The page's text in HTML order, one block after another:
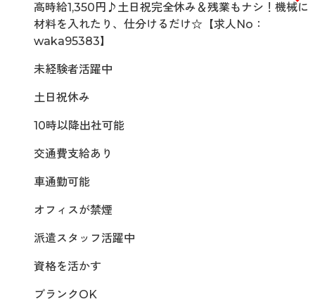
高時給1,350円♪土日祝完全休み＆残業もナシ！機械に
材料を入れたり、仕分けるだけ☆【求人No：
waka95383】
未経験者活躍中
土日祝休み
10時以降出社可能
交通費支給あり
車通勤可能
オフィスが禁煙
派遣スタッフ活躍中
資格を活かす
ブランクOK